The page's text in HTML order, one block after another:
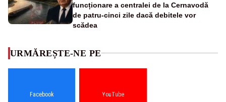
funcționare a centralei de la Cernavodă
de patru-cinci zile dacă debitele vor
scădea
URMĂREȘTE-NE PE
Facebook YouTube